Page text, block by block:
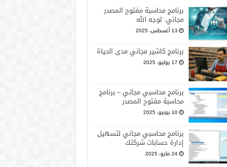
برنامج محاسبة مفتوح المصدر
مجاني: لوجه الله
13 أغسطس، 2025
برنامج كاشير مجاني مدى الحياة
17 يوليو، 2025
برنامج محاسبي مجاني – برنامج
محاسبة مفتوح المصدر
10 يونيو، 2025
برنامج محاسبي مجاني لتسهيل
إدارة حسابات شركتك
24 مايو، 2025